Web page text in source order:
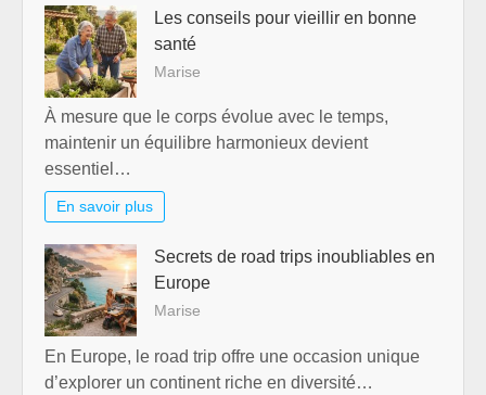
Les conseils pour vieillir en bonne
santé
Marise
À mesure que le corps évolue avec le temps,
maintenir un équilibre harmonieux devient
essentiel…
En savoir plus
Secrets de road trips inoubliables en
Europe
Marise
En Europe, le road trip offre une occasion unique
d’explorer un continent riche en diversité…